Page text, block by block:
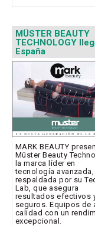
MÜSTER BEAUTY
TECHNOLOGY
España
MARK BEAUTY
Müster Beauty
la marca líder en
tecnología avanzada,
respaldada por su
Lab, que asegura
resultados efectivos
seguros. Equipos de
calidad con un
excepcional.